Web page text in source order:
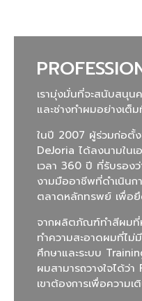
เรามุ่งมั่นที่จะสนับสนุน
และช่างทำผมอย่างเต็
ในปี 2007 ผู้ร่วมก่อตั้
DeJoria ได้ลงนามใน
เวลา 360 ปี ที่รับรองว่
งามมืออาชีพที่ดำเนินก
ตลาดหลักทรพย์ เพื่อ
จากผลิตภัณฑ์ทำสีผม
ทำความสะอาดผมที่ไม่
ศึกษาและระบบ
ผมสามารถวางใจได้
เขาต้องการเพื่อความเ